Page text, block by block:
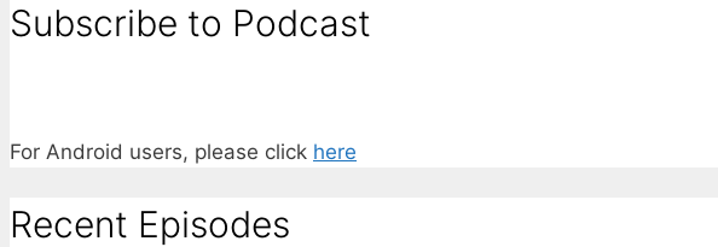
Subscribe to Podcast
For Android users, please click here
Recent Episodes